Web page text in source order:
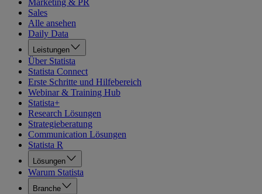
Marketing & PR
Sales
Alle ansehen
Daily Data
Leistungen
Über Statista
Statista Connect
Erste Schritte und Hilfebereich
Webinar & Training Hub
Statista+
Research Lösungen
Strategieberatung
Communication Lösungen
Statista R
Lösungen
Warum Statista
Branche